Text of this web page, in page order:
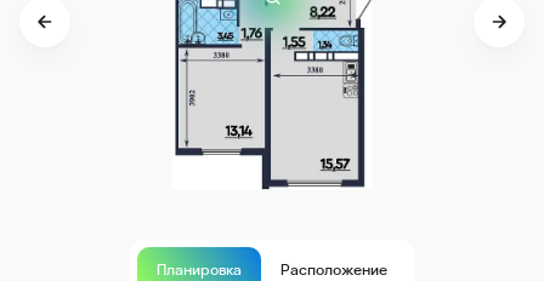
Планировка Расположение